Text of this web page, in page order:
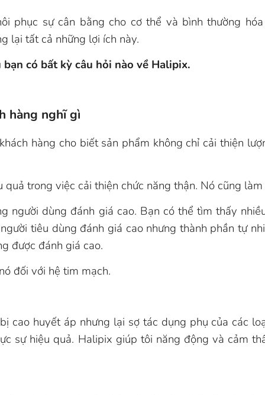
phục sự cân bằng cho cơ thể và bình thường
lại tất cả những lợi ích này.
có bất kỳ câu hỏi nào về Halipix.
hàng nghĩ gì
hàng cho biết sản phẩm không chỉ cải thiện
trong việc cải thiện chức năng thận. Nó cũng
người dùng đánh giá cao. Bạn có thể tìm thấy
tiêu dùng đánh giá cao nhưng thành phần tự
được đánh giá cao.
đối với hệ tim mạch.
cao huyết áp nhưng lại sợ tác dụng phụ của các
sự hiệu quả. Halipix giúp tôi năng động và cảm